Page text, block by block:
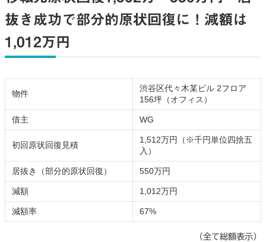
抜き成功で部分的原状回復に！減額は
1,012万円
物件
渋谷区代々木某ビル 2フロア
156坪（オフィス）
借主 WG
初回原状回復見積
1,512万円（※千円単位四捨五
入）
居抜き（部分的原状回復） 550万円
減額 1,012万円
減額率 67%
（全て総額表示）